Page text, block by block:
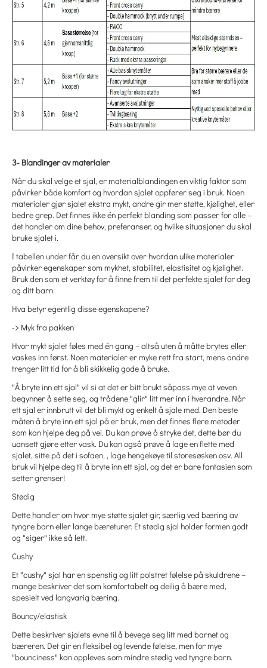
3- Blandinger av materialer
Når du skal velge et sjal, er materialblandingen en viktig faktor som
påvirker både komfort og hvordan sjalet oppfører seg i bruk. Noen
materialer gjør sjalet ekstra mykt, andre gir mer støtte, kjølighet, eller
bedre grep. Det finnes ikke én perfekt blanding som passer for alle –
det handler om dine behov, preferanser, og hvilke situasjoner du skal
bruke sjalet i.
I tabellen under får du en oversikt over hvordan ulike materialer
påvirker egenskaper som mykhet, stabilitet, elastisitet og kjølighet.
Bruk den som et verktøy for å finne frem til det perfekte sjalet for deg
og ditt barn.
Hva betyr egentlig disse egenskapene?
-> Myk fra pakken
Hvor mykt sjalet føles med én gang – altså uten å måtte brytes eller
vaskes inn først. Noen materialer er myke rett fra start, mens andre
trenger litt tid for å bli skikkelig gode å bruke.
"Å bryte inn ett sjal" vil si at det er bitt brukt såpass mye at veven
begynner å sette seg, og trådene "glir" litt mer inn i hverandre. Når
ett sjal er innbrutt vil det bli mykt og enkelt å sjale med. Den beste
måten å bryte inn ett sjal på er bruk, men det finnes flere metoder
som kan hjelpe deg på vei. Du kan prøve å stryke det, dette bør du
uansett gjøre etter vask. Du kan også prøve å lage en flette med
sjalet, sitte på det i sofaen, , lage hengekøye til storesøsken osv. All
bruk vil hjelpe deg til å bryte inn ett sjal, og det er bare fantasien som
setter grenser!
Stødig
Dette handler om hvor mye støtte sjalet gir, særlig ved bæring av
tyngre barn eller lange bæreturer. Et stødig sjal holder formen godt
og "siger" ikke så lett.
Cushy
Et "cushy" sjal har en spenstig og litt polstret følelse på skuldrene –
mange beskriver det som komfortabelt og deilig å bære med,
spesielt ved langvarig bæring.
Bouncy/elastisk
Dette beskriver sjalets evne til å bevege seg litt med barnet og
bæreren. Det gir en fleksibel og levende følelse, men for mye
"bounciness" kan oppleves som mindre stødig ved tyngre barn.